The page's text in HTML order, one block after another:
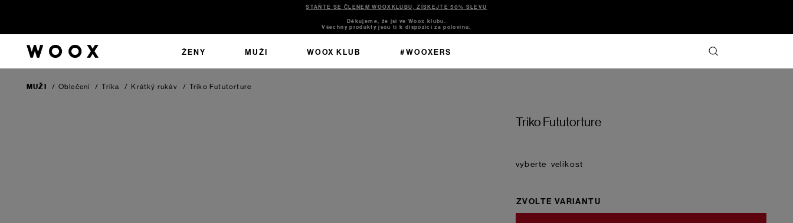
STAŇTE SE ČLENEM WOOXKLUBU, ZÍSKEJTE 50% SLEVU
Děkujeme, že jsi ve Woox klubu.
Všechny produkty jsou ti k dispozici za polovinu.
ŽENY MUŽI WOOX KLUB #WOOXERS
MUŽI / Oblečení / Trika / Krátký rukáv / Triko Fututorture
Triko Fututorture
velikost
ZVOLTE VARIANTU